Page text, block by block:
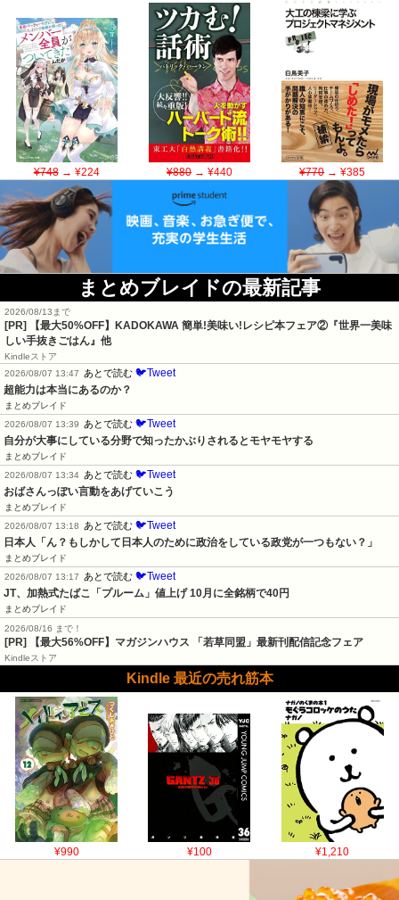
¥748→ ¥224 ¥880→ ¥440 ¥770→ ¥385
まとめブレイドの最新記事
2026/08/13まで
[PR] 【最大50%OFF】KADOKAWA 簡単!美味い!レシピ本フェア②『世界一美味
しい手抜きごはん』他
Kindleストア
2026/08/07 13:47
あとで読む 🐦Tweet
超能力は本当にあるのか？
まとめブレイド
2026/08/07 13:39
あとで読む 🐦Tweet
自分が大事にしている分野で知ったかぶりされるとモヤモヤする
まとめブレイド
2026/08/07 13:34 あとで読む 🐦Tweet
おばさんっぽい言動をあげていこう
まとめブレイド
2026/08/07 13:18
あとで読む 🐦Tweet
日本人「ん？もしかして日本人のために政治をしている政党が一つもない？」
まとめブレイド
2026/08/07 13:17
あとで読む 🐦Tweet
JT、加熱式たばこ「プルーム」値上げ 10月に全銘柄で40円
まとめブレイド
2026/08/16 まで！
[PR] 【最大56%OFF】マガジンハウス 「若草同盟」最新刊配信記念フェア
Kindleストア
Kindle 最近の売れ筋本
¥990 ¥100 ¥1,210